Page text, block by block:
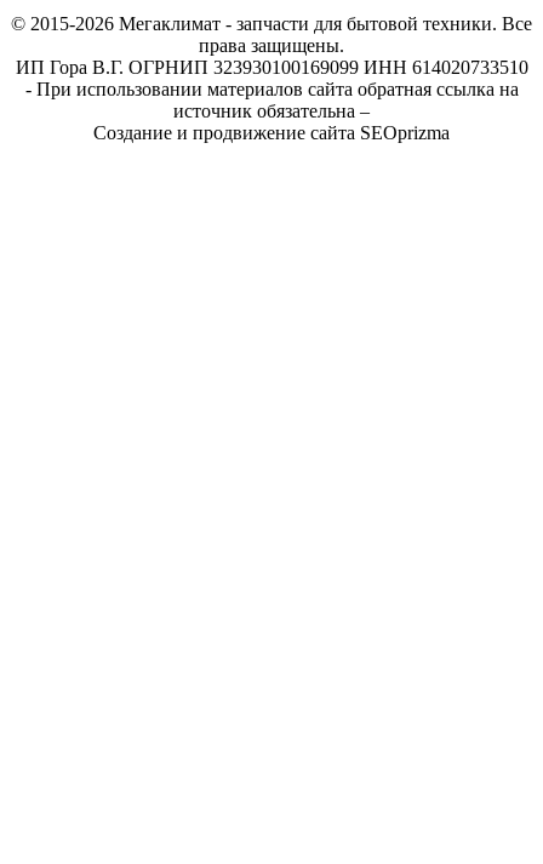
© 2015-2026 Мегаклимат - запчасти для бытовой техники. Все
права защищены.
ИП Гора В.Г. ОГРНИП 323930100169099 ИНН 614020733510
- При использовании материалов сайта обратная ссылка на
источник обязательна –
Создание и продвижение сайта SEOprizma